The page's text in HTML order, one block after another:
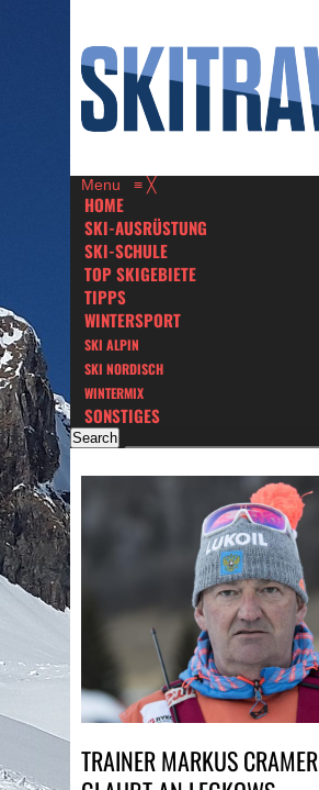
Menu ≡ ╳
HOME
SKI-AUSRÜSTUNG
SKI-SCHULE
TOP SKIGEBIETE
TIPPS
WINTERSPORT
SKI ALPIN
SKI NORDISCH
WINTERMIX
SONSTIGES
TRAINER MARKUS CRAMER